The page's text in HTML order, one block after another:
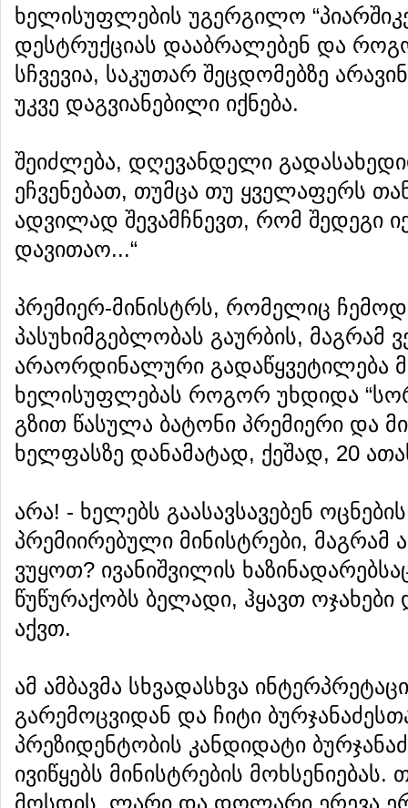
ხელისუფლების უგერგილო
დესტრუქციას დააბრალებენ და
სჩვევია, საკუთარ შეცდომებზე
უკვე დაგვიანებილი იქნება.
შეიძლება, დღევანდელი
ეჩვენებათ, თუმცა თუ ყველაფერს
ადვილად შევამჩნევთ, რომ შედეგი
დავითაო...“
პრემიერ-მინისტრს, რომელიც
პასუხიმგებლობას გაურბის, მაგრამ
არაორდინალური გადაწყვეტილება
ხელისუფლებას როგორ უხდიდა
გზით წასულა ბატონი პრემიერი და
ხელფასზე დანამატად, ქეშად, 20
არა! - ხელებს გაასავსავებენ
პრემიირებული მინისტრები, მაგრამ
ვუყოთ? ივანიშვილის
წუწურაქობს ბელადი, ჰყავთ
აქვთ.
ამ ამბავმა სხვადასხვა
გარემოცვიდან და ჩიტი
პრეზიდენტობის კანდიდატი
ივიწყებს მინისტრების
მოსდის, ლარი და დოლარი ერევა